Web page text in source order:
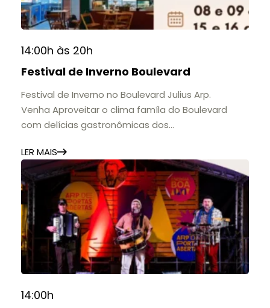
14:00h às 20h
Festival de Inverno Boulevard
Festival de Inverno no Boulevard Julius Arp.
Venha Aproveitar o clima famíla do Boulevard
com delícias gastronômicas dos
LER MAIS
14:00h